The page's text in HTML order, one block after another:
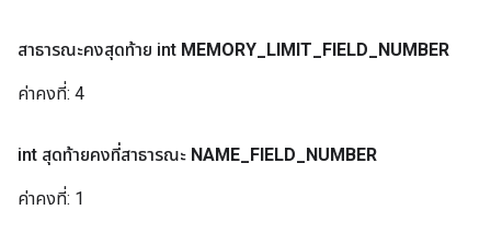
สาธารณะคงสุดท้าย int MEMORY LIMIT FIELD NUMBER
ค่าคงที่: 4
int สุดท้ายคงที่สาธารณะ NAME FIELD NUMBER
ค่าคงที่: 1